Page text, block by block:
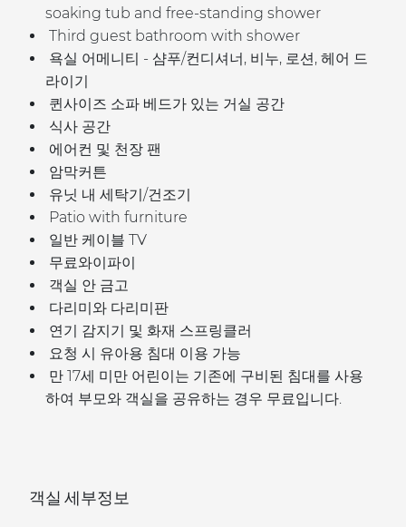
soaking tub and free-standing shower
Third guest bathroom with shower
욕실 어메니티 - 샴푸/컨디셔너, 비누, 로션, 헤어 드
라이기
퀸사이즈 소파 베드가 있는 거실 공간
식사 공간
에어컨 및 천장 팬
암막커튼
유닛 내 세탁기/건조기
Patio with furniture
일반 케이블 TV
무료와이파이
객실 안 금고
다리미와 다리미판
연기 감지기 및 화재 스프링클러
요청 시 유아용 침대 이용 가능
만 17세 미만 어린이는 기존에 구비된 침대를 사용
하여 부모와 객실을 공유하는 경우 무료입니다.
객실 세부정보